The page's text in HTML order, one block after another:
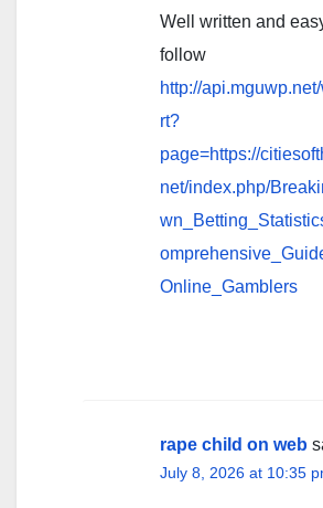
Well written and
follow
http://
rt?
page=https://
net/index.php/
Online_Gamblers
rape child on web
July 8, 2026 at 10:35